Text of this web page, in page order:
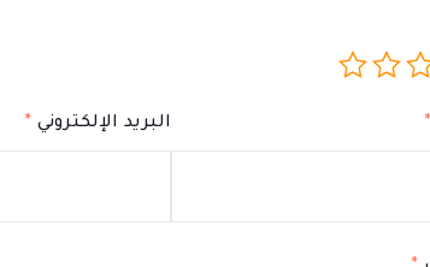
* البريد الإلكتروني *